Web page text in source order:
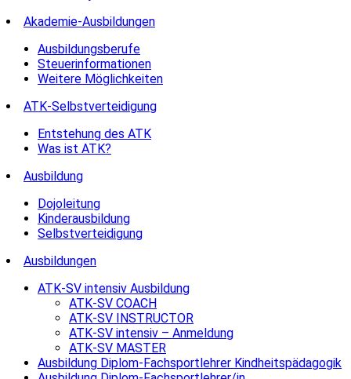
Akademie-Ausbildungen
Ausbildungsberufe
Steuerinformationen
Weitere Möglichkeiten
ATK-Selbstverteidigung
Entstehung des ATK
Was ist ATK?
Ausbildung
Dojoleitung
Kinderausbildung
Selbstverteidigung
Ausbildungen
ATK-SV intensiv Ausbildung
ATK-SV COACH
ATK-SV INSTRUCTOR
ATK-SV intensiv – Anmeldung
ATK-SV MASTER
Ausbildung Diplom-Fachsportlehrer Kindheitspädagogik